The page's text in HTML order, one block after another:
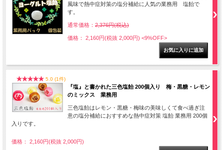
風味で熱中症対策の塩分補給に人気の業務用 塩飴で
す。
通常価格： 2,376円(税込)
価格： 2,160円(税抜 2,000円) <9%OFF>
5.0 (1件)
『塩』と書かれた三色塩飴 200個入り 梅・黒糖・レモン
のミックス 業務用
三色塩飴はレモン・黒糖・梅味の美味しくて食べ過ぎ注
意の塩分補給におすすめな熱中症対策 塩飴 業務用 200個
入りです。
価格： 2,160円(税抜 2,000円)